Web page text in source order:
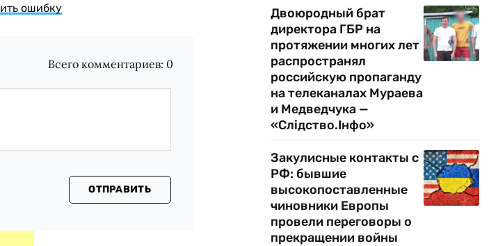
ошибку
Всего комментариев: 0
ОТПРАВИТЬ
Двоюродный брат
директора ГБР на
протяжении многих лет
распространял
российскую пропаганду
на телеканалах Мураева
и Медведчука —
«Слідство.Інфо»
Закулисные контакты с
РФ: бывшие
высокопоставленные
чиновники Европы
провели переговоры о
прекращении войны